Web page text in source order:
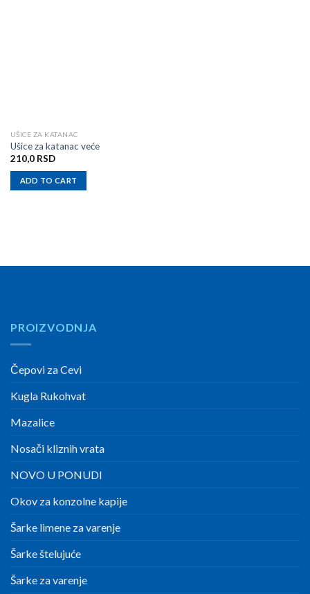
UŠICE ZA KATANAC
Ušice za katanac veće
210,0 RSD
ADD TO CART
PROIZVODNJA
Čepovi za Cevi
Kugla Rukohvat
Mazalice
Nosači kliznih vrata
NOVO U PONUDI
Okov za konzolne kapije
Šarke limene za varenje
Šarke štelujuće
Šarke za varenje